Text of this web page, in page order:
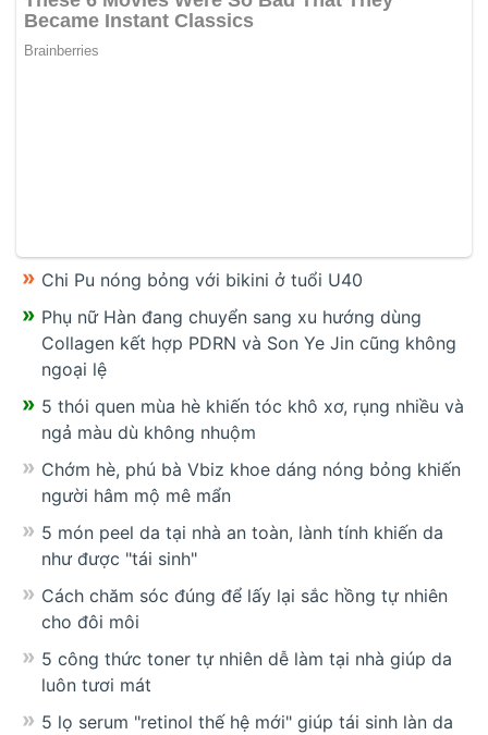
Chi Pu nóng bỏng với bikini ở tuổi U40
Phụ nữ Hàn đang chuyển sang xu hướng dùng
Collagen kết hợp PDRN và Son Ye Jin cũng không
ngoại lệ
5 thói quen mùa hè khiến tóc khô xơ, rụng nhiều và
ngả màu dù không nhuộm
Chớm hè, phú bà Vbiz khoe dáng nóng bỏng khiến
người hâm mộ mê mẩn
5 món peel da tại nhà an toàn, lành tính khiến da
như được "tái sinh"
Cách chăm sóc đúng để lấy lại sắc hồng tự nhiên
cho đôi môi
5 công thức toner tự nhiên dễ làm tại nhà giúp da
luôn tươi mát
5 lọ serum "retinol thế hệ mới" giúp tái sinh làn da